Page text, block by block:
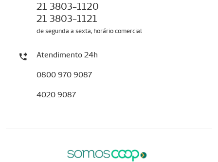
21 3803-1120
21 3803-1121
de segunda a sexta, horário comercial
Atendimento 24h
0800 970 9087
4020 9087